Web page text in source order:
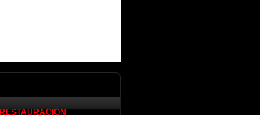
RESTAURACIÓN